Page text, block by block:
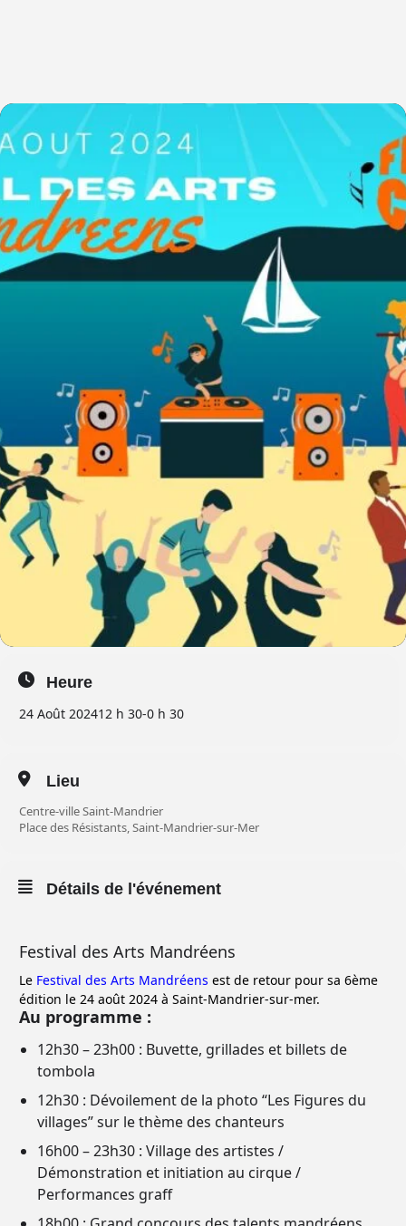
Heure
24 Août 202412 h 30-0 h 30
Lieu
Centre-ville Saint-Mandrier
Place des Résistants, Saint-Mandrier-sur-Mer
Détails de l'événement
Festival des Arts Mandréens
Le Festival des Arts Mandréens est de retour pour sa 6ème
édition le 24 août 2024 à Saint-Mandrier-sur-mer.
Au programme :
12h30 – 23h00 : Buvette, grillades et billets de
tombola
12h30 : Dévoilement de la photo “Les Figures du
villages” sur le thème des chanteurs
16h00 – 23h30 : Village des artistes /
Démonstration et initiation au cirque /
Performances graff